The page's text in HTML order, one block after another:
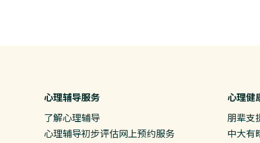
心理辅导服务
了解心理辅导
心理辅导初步评估网上预约服务
心理健
朋辈支
中大有